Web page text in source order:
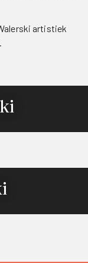
artistiek